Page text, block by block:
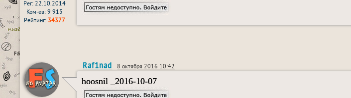
Рег: 22.10.2014
Ком-ев: 9 915
Рейтинг: 34377
Raf1nad 8 октября 2016 10:42
hoosnil _2016-10-07